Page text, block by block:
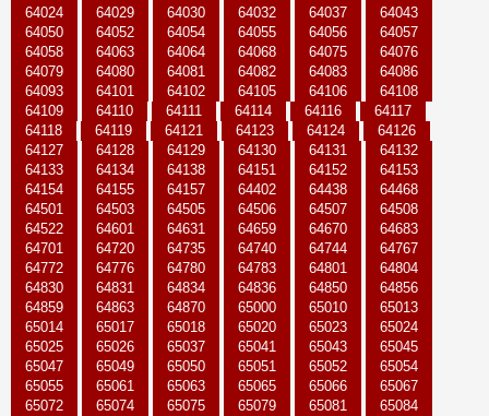
64024
64029 64030 64032 64037
64043
64050
64052 64054 64055 64056
64057
64058
64063 64064 64068 64075
64076
64079
64080 64081 64082 64083
64086
64093
64101 64102 64105 64106
64108
64109
64110 64111 64114 64116
64117
64118
64119 64121 64123 64124
64126
64127
64128 64129 64130 64131
64132
64133
64134 64138 64151 64152
64153
64154
64155 64157 64402 64438
64468
64501
64503 64505 64506 64507
64508
64522
64601 64631 64659 64670
64683
64701
64720 64735 64740 64744
64767
64772
64776 64780 64783 64801
64804
64830
64831 64834 64836 64850
64856
64859
64863 64870 65000 65010
65013
65014
65017 65018 65020 65023
65024
65025
65026 65037 65041 65043
65045
65047
65049 65050 65051 65052
65054
65055
65061 65063 65065 65066
65067
65072
65074 65075 65079 65081
65084